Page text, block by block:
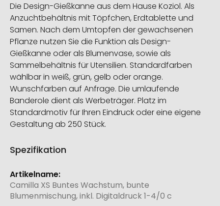
Die Design-Gießkanne aus dem Hause Koziol. Als
Anzuchtbehältnis mit Töpfchen, Erdtablette und
Samen. Nach dem Umtopfen der gewachsenen
Pflanze nutzen Sie die Funktion als Design-
Gießkanne oder als Blumenvase, sowie als
Sammelbehältnis für Utensilien. Standardfarben
wählbar in weiß, grün, gelb oder orange.
Wunschfarben auf Anfrage. Die umlaufende
Banderole dient als Werbeträger. Platz im
Standardmotiv für Ihren Eindruck oder eine eigene
Gestaltung ab 250 Stück.
Spezifikation
Weitere
Informationen
Camilla XS Buntes Wachstum, bunte
Blumenmischung, inkl. Digitaldruck 1-4/0 c